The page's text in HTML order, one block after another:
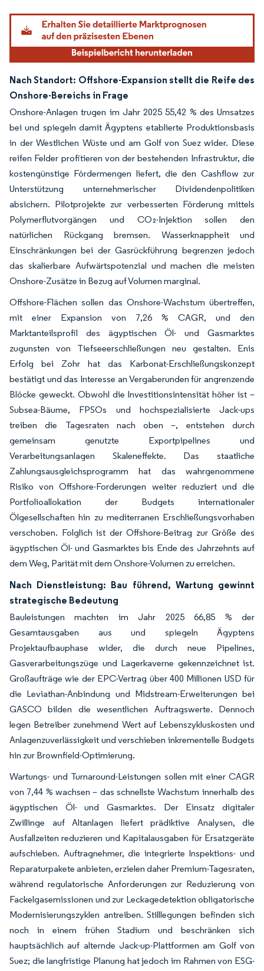
Nach Standort: Offshore-Expansion stellt die Reife des
Onshore-Bereichs in Frage
Onshore-Anlagen trugen im Jahr 2025 55,42 % des Umsatzes
bei und spiegeln damit Ägyptens etablierte Produktionsbasis
in der Westlichen Wüste und am Golf von Suez wider. Diese
reifen Felder profitieren von der bestehenden Infrastruktur, die
kostengünstige Fördermengen liefert, die den Cashflow zur
Unterstützung unternehmerischer Dividendenpolitiken
absichern. Pilotprojekte zur verbesserten Förderung mittels
Polymerflutvorgängen und CO₂-Injektion sollen den
natürlichen Rückgang bremsen. Wasserknappheit und
Einschränkungen bei der Gasrückführung begrenzen jedoch
das skalierbare Aufwärtspotenzial und machen die meisten
Onshore-Zusätze in Bezug auf Volumen marginal.
Offshore-Flächen sollen das Onshore-Wachstum übertreffen,
mit einer Expansion von 7,26 % CAGR, und den
Marktanteilsprofil des ägyptischen Öl- und Gasmarktes
zugunsten von Tiefseeerschließungen neu gestalten. Enis
Erfolg bei Zohr hat das Karbonat-Erschließungskonzept
bestätigt und das Interesse an Vergaberunden für angrenzende
Blöcke geweckt. Obwohl die Investitionsintensität höher ist –
Subsea-Bäume, FPSOs und hochspezialisierte Jack-ups
treiben die Tagesraten nach oben –, entstehen durch
gemeinsam genutzte Exportpipelines und
Verarbeitungsanlagen Skaleneffekte. Das staatliche
Zahlungsausgleichsprogramm hat das wahrgenommene
Risiko von Offshore-Forderungen weiter reduziert und die
Portfolioallokation der Budgets internationaler
Ölgesellschaften hin zu mediterranen Erschließungsvorhaben
verschoben. Folglich ist der Offshore-Beitrag zur Größe des
ägyptischen Öl- und Gasmarktes bis Ende des Jahrzehnts auf
dem Weg, Parität mit dem Onshore-Volumen zu erreichen.
Nach Dienstleistung: Bau führend, Wartung gewinnt
strategische Bedeutung
Bauleistungen machten im Jahr 2025 66,85 % der
Gesamtausgaben aus und spiegeln Ägyptens
Projektaufbauphase wider, die durch neue Pipelines,
Gasverarbeitungszüge und Lagerkaverne gekennzeichnet ist.
Großaufträge wie der EPC-Vertrag über 400 Millionen USD für
die Leviathan-Anbindung und Midstream-Erweiterungen bei
GASCO bilden die wesentlichen Auftragswerte. Dennoch
legen Betreiber zunehmend Wert auf Lebenszykluskosten und
Anlagenzuverlässigkeit und verschieben inkrementelle Budgets
hin zur Brownfield-Optimierung.
Wartungs- und Turnaround-Leistungen sollen mit einer CAGR
von 7,44 % wachsen – das schnellste Wachstum innerhalb des
ägyptischen Öl- und Gasmarktes. Der Einsatz digitaler
Zwillinge auf Altanlagen liefert prädiktive Analysen, die
Ausfallzeiten reduzieren und Kapitalausgaben für Ersatzgeräte
aufschieben. Auftragnehmer, die integrierte Inspektions- und
Reparaturpakete anbieten, erzielen daher Premium-Tagesraten,
während regulatorische Anforderungen zur Reduzierung von
Fackelgasemissionen und zur Leckagedetektion obligatorische
Modernisierungszyklen antreiben. Stilllegungen befinden sich
noch in einem frühen Stadium und beschränken sich
hauptsächlich auf alternde Jack-up-Plattformen am Golf von
Suez; die langfristige Planung hat jedoch im Rahmen von ESG-